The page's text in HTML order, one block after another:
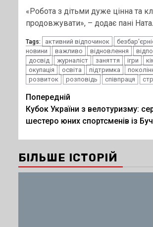
«Робота з дітьми дуже цінна та
продовжувати», – додає пані
Tags: активний відпочинок
новини
важливо відновлення
досвід
журналіст заняття ігри
окупація
освіта підтримка
розвиток
розповідь співпраця
Post
navigation
Попередній
Кубок України з велотуризму:
шестеро юних спортсменів із
БІЛЬШЕ ІСТОРІЙ